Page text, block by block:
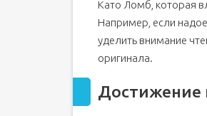
Като Ломб, которая
Например, если
уделить внимание
оригинала.
Достижение